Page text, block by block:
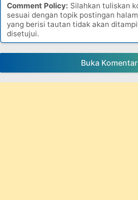
Comment Policy: Silahkan tuliskan
sesuai dengan topik postingan
yang berisi tautan tidak akan
disetujui.
Buka Komentar